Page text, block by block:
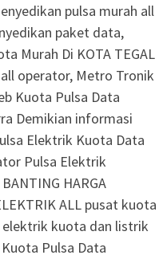
pulsa murah all
paket data,
Murah Di KOTA TEGAL
operator, Metro Tronik
Kuota Pulsa Data
Demikian informasi
Elektrik Kuota Data
Pulsa Elektrik
HARGA
ALL pusat kuota
kuota dan listrik
Pulsa Data